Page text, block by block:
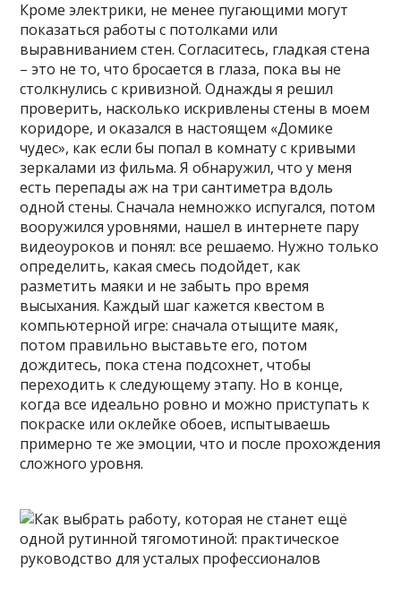
Кроме электрики, не менее пугающими могут
показаться работы с потолками или
выравниванием стен. Согласитесь, гладкая стена
– это не то, что бросается в глаза, пока вы не
столкнулись с кривизной. Однажды я решил
проверить, насколько искривлены стены в моем
коридоре, и оказался в настоящем «Домике
чудес», как если бы попал в комнату с кривыми
зеркалами из фильма. Я обнаружил, что у меня
есть перепады аж на три сантиметра вдоль
одной стены. Сначала немножко испугался, потом
вооружился уровнями, нашел в интернете пару
видеоуроков и понял: все решаемо. Нужно только
определить, какая смесь подойдет, как
разметить маяки и не забыть про время
высыхания. Каждый шаг кажется квестом в
компьютерной игре: сначала отыщите маяк,
потом правильно выставьте его, потом
дождитесь, пока стена подсохнет, чтобы
переходить к следующему этапу. Но в конце,
когда все идеально ровно и можно приступать к
покраске или оклейке обоев, испытываешь
примерно те же эмоции, что и после прохождения
сложного уровня.